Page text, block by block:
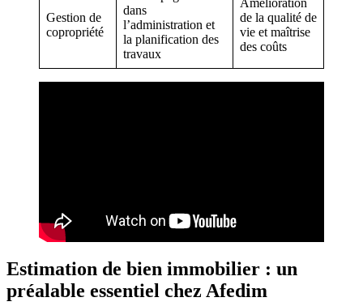
Gestion de
copropriété
dans
l’administration et
la planification des
travaux
Amélioration
de la qualité de
vie et maîtrise
des coûts
Estimation de bien immobilier : un
préalable essentiel chez Afedim